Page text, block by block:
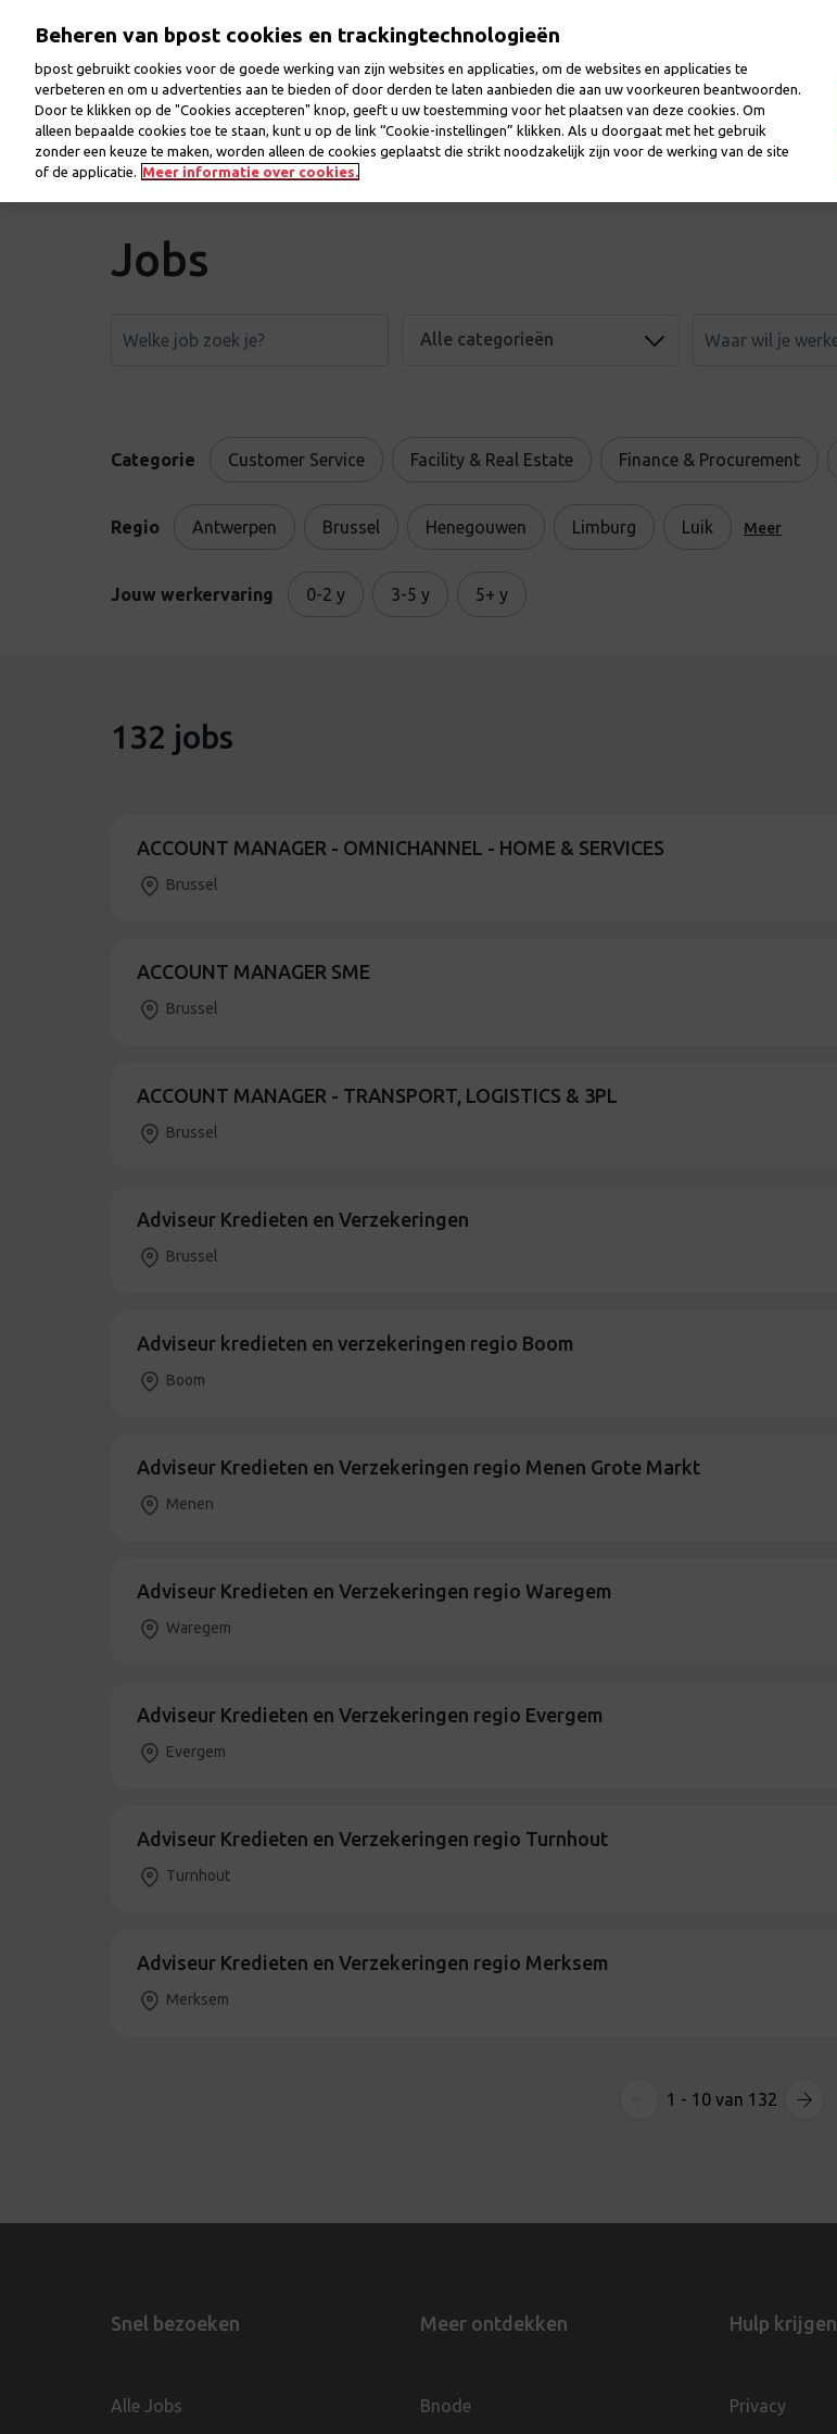
inhoud
Welkom Jobs Onze collega’s Onze werkplekken Evenementen Vragen
Jobs
Alle categorieën
Categorie Customer Service Facility & Real Estate Finance & Procurement
Regio Antwerpen Brussel Henegouwen Limburg Luik Meer
Jouw werkervaring 0-2 y 3-5 y 5+ y
132 jobs
ACCOUNT MANAGER - OMNICHANNEL - HOME & SERVICES
Brussel
ACCOUNT MANAGER SME
Brussel
ACCOUNT MANAGER - TRANSPORT, LOGISTICS & 3PL
Brussel
Adviseur Kredieten en Verzekeringen
Brussel
Adviseur kredieten en verzekeringen regio Boom
Boom
Adviseur Kredieten en Verzekeringen regio Menen Grote Markt
Menen
Adviseur Kredieten en Verzekeringen regio Waregem
Waregem
Adviseur Kredieten en Verzekeringen regio Evergem
Evergem
Adviseur Kredieten en Verzekeringen regio Turnhout
Turnhout
Adviseur Kredieten en Verzekeringen regio Merksem
Merksem
1 - 10 van 132
Snel bezoeken
Alle Jobs
Meer ontdekken
Bnode
Hulp krijgen
Privacy
Beheren van bpost cookies en trackingtechnologieën
bpost gebruikt cookies voor de goede werking van zijn websites en applicaties, om de websites en applicaties te
verbeteren en om u advertenties aan te bieden of door derden te laten aanbieden die aan uw voorkeuren beantwoorden.
Door te klikken op de "Cookies accepteren" knop, geeft u uw toestemming voor het plaatsen van deze cookies. Om
alleen bepaalde cookies toe te staan, kunt u op de link “Cookie-instellingen” klikken. Als u doorgaat met het gebruik
zonder een keuze te maken, worden alleen de cookies geplaatst die strikt noodzakelijk zijn voor de werking van de site
of de applicatie. Meer informatie over cookies.